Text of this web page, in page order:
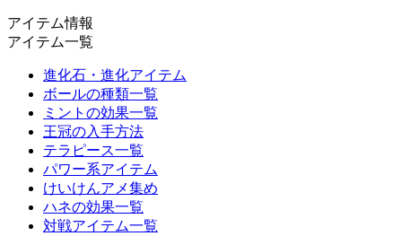
アイテム情報
アイテム一覧
進化石・進化アイテム
ボールの種類一覧
ミントの効果一覧
王冠の入手方法
テラピース一覧
パワー系アイテム
けいけんアメ集め
ハネの効果一覧
対戦アイテム一覧